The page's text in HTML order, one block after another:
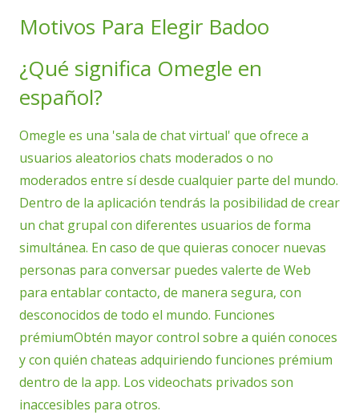
Motivos Para Elegir Badoo
¿Qué significa Omegle en
español?
Omegle es una 'sala de chat virtual' que ofrece a
usuarios aleatorios chats moderados o no
moderados entre sí desde cualquier parte del mundo.
Dentro de la aplicación tendrás la posibilidad de crear
un chat grupal con diferentes usuarios de forma
simultánea. En caso de que quieras conocer nuevas
personas para conversar puedes valerte de Web
para entablar contacto, de manera segura, con
desconocidos de todo el mundo. Funciones
prémiumObtén mayor control sobre a quién conoces
y con quién chateas adquiriendo funciones prémium
dentro de la app. Los videochats privados son
inaccesibles para otros.